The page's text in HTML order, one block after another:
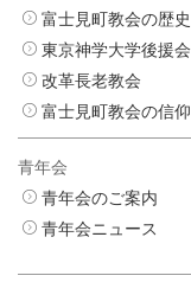
富士見町教会の歴史
東京神学大学後援会
改革長老教会
富士見町教会の信仰
青年会
青年会のご案内
青年会ニュース